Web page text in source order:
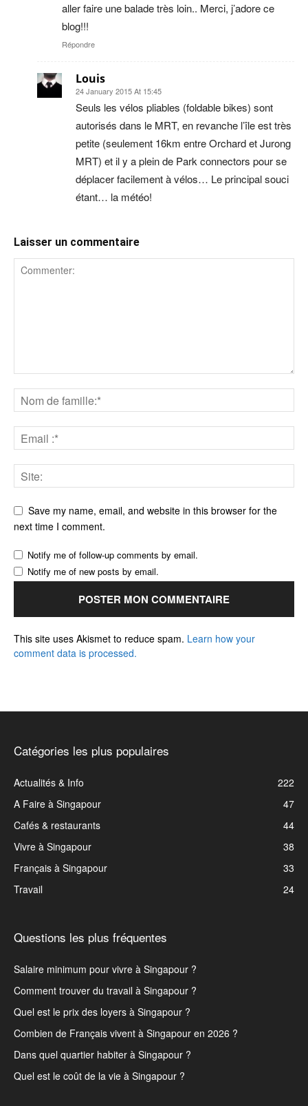
aller faire une balade très loin.. Merci, j’adore ce
blog!!!
Répondre
Louis
24 January 2015 At 15:45
Seuls les vélos pliables (foldable bikes) sont
autorisés dans le MRT, en revanche l’île est très
petite (seulement 16km entre Orchard et Jurong
MRT) et il y a plein de Park connectors pour se
déplacer facilement à vélos… Le principal souci
étant… la météo!
Laisser un commentaire
Save my name, email, and website in this browser for the
next time I comment.
Notify me of follow-up comments by email.
Notify me of new posts by email.
This site uses Akismet to reduce spam. Learn how your
comment data is processed.
Catégories les plus populaires
Actualités & Info
222
A Faire à Singapour
47
Cafés & restaurants
44
Vivre à Singapour
38
Français à Singapour
33
Travail
24
Questions les plus fréquentes
Salaire minimum pour vivre à Singapour ?
Comment trouver du travail à Singapour ?
Quel est le prix des loyers à Singapour ?
Combien de Français vivent à Singapour en 2026 ?
Dans quel quartier habiter à Singapour ?
Quel est le coût de la vie à Singapour ?